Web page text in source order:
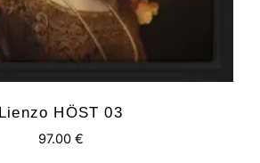
Lienzo HÖST 03
97.00 €